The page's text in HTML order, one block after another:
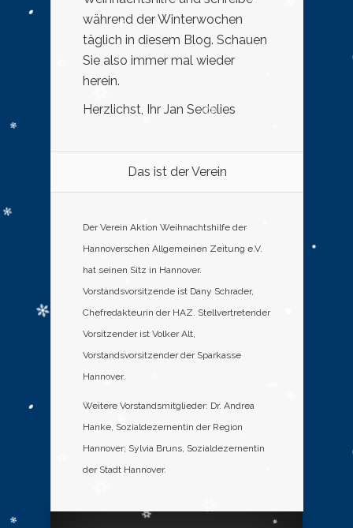
während der Winterwochen
täglich in diesem Blog. Schauen
Sie also immer mal wieder
herein.
Herzlichst, Ihr Jan Sedelies
Das ist der Verein
Der Verein Aktion Weihnachtshilfe der
Hannoverschen Allgemeinen Zeitung e.V.
hat seinen Sitz in Hannover.
Vorstandsvorsitzende ist Dany Schrader,
Chefredakteurin der HAZ. Stellvertretender
Vorsitzender ist Volker Alt,
Vorstandsvorsitzender der Sparkasse
Hannover.
Weitere Vorstandsmitglieder: Dr. Andrea
Hanke, Sozialdezernentin der Region
Hannover; Sylvia Bruns, Sozialdezernentin
der Stadt Hannover.